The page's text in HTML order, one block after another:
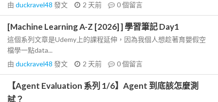
由 duckravel48 發文 2 天前 0個留言
[Machine Learning A-Z [2026] ] 學習筆記 Day1
這個系列文章是Udemy上的課程延伸，因為我個人想趁著育嬰假空
檔學一點data...
由 duckravel48 發文 2 天前 0個留言
【Agent Evaluation 系列 1/6】Agent 到底該怎麼測
試？